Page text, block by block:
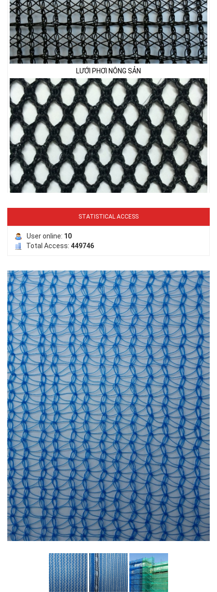
LƯỚI PHƠI NÔNG SẢN
LƯỚI HÀNG RÀO HÌNH VUÔNG
LƯỚI NUÔI TRỒNG HẢI SẢN
LƯỚI CHẮN GIÓ
STATISTICAL ACCESS
User online: 10
Total Access: 449746